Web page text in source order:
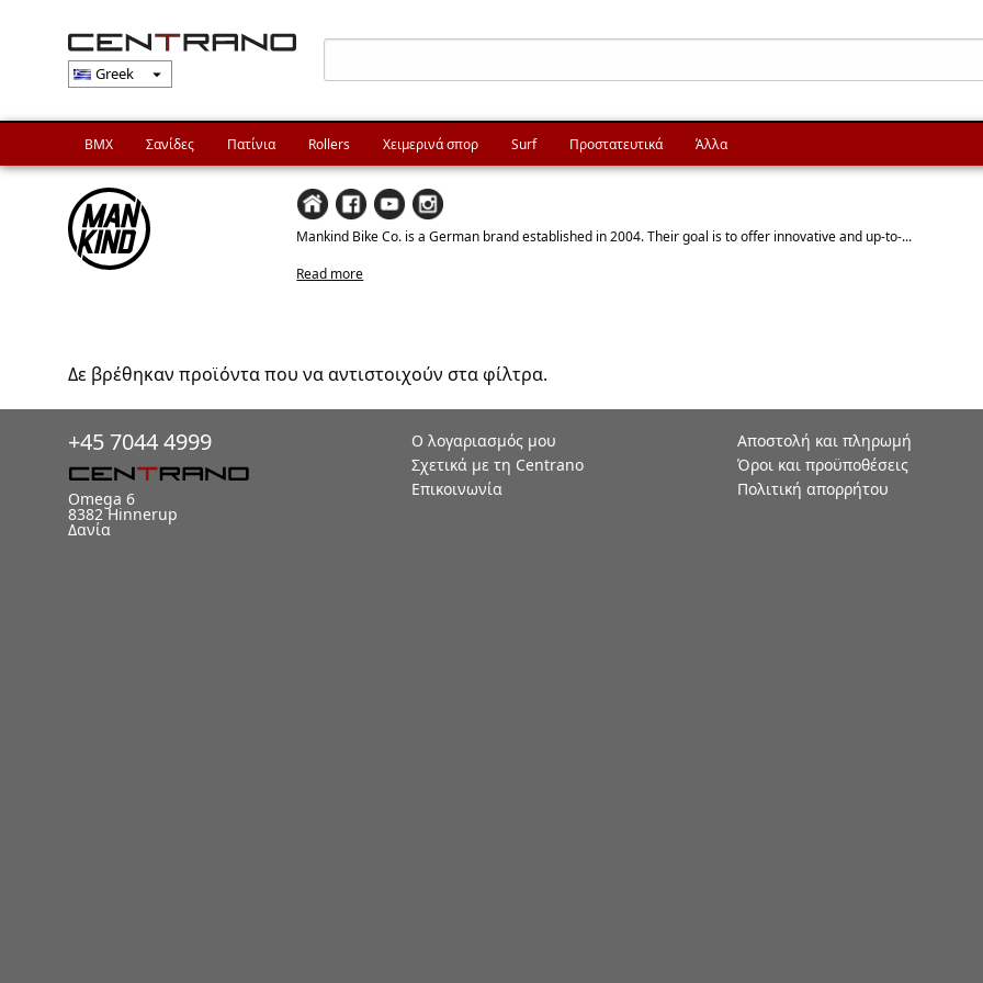
Greek arrow_drop_down
BMX Σανίδες Πατίνια Rollers Χειμερινά σπορ Surf Προστατευτικά Άλλα
Mankind Bike Co. is a German brand established in 2004. Their goal is to offer innovative and up-to-...
Read more
Δε βρέθηκαν προϊόντα που να αντιστοιχούν στα φίλτρα.
+45 7044 4999
Omega 6
8382 Hinnerup
Δανία
Ο λογαριασμός μου
Σχετικά με τη Centrano
Επικοινωνία
Αποστολή και πληρωμή
Όροι και προϋποθέσεις
Πολιτική απορρήτου